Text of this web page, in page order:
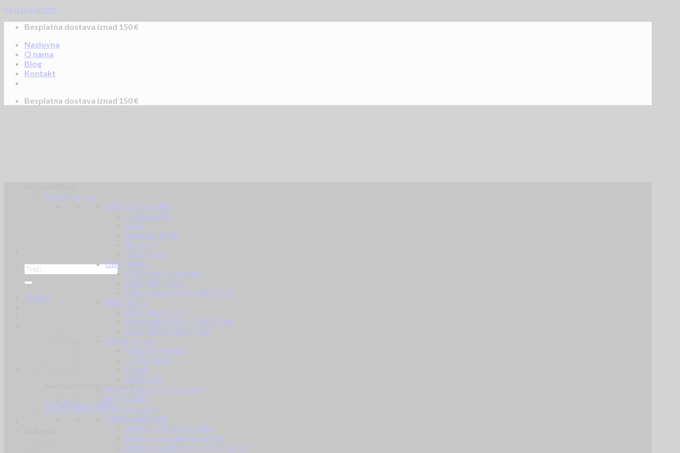
Skip to content
Besplatna dostava iznad 150 €
Naslovna
O nama
Blog
Kontakt
Besplatna dostava iznad 150 €
Prijava
Nema proizvoda u košarici.
Povratak u trgovinu
Airsoft replike
AEG airsoft replike
Jurišne puške
SMG
Snajperi / DMR
Strojnice
AEP pištolji
GBB replike
GBB Pištolj green gas
GBB Pištolj CO2
GBB Puške CO2 / GREEN GAS
NBB replike
NBB Pištolj CO2
NBB Puške CO2 / GREEN GAS
NBB Pištolj GREEN GAS
Spring replike
Snajperske puške
Jurišne puške
Pištolji
Sačmarice
Ručne bombe, granate, mine
HPA replike
Airsoft dijelovi i dodaci za replike
Dijelovi unutrašnji
Dijelovi za plinske replike
Dijelovi za replike na oprugu
Dijelovi za električne (AEG) replike